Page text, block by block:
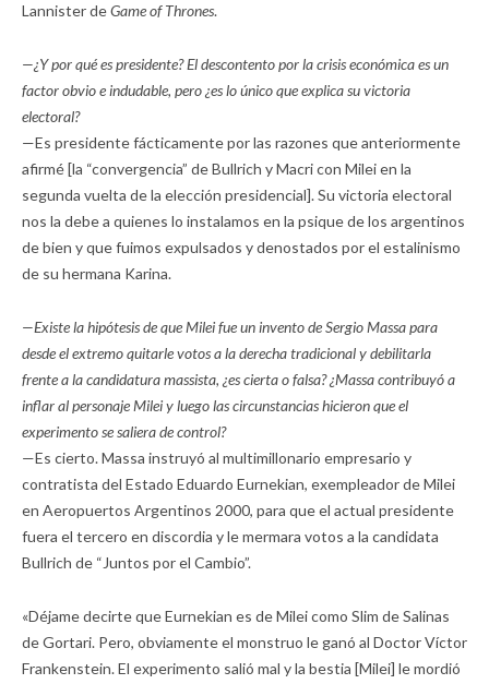
Lannister deGame of Thrones.
—¿Y por qué es presidente? El descontento por la crisis económica es un
factor obvio e indudable, pero ¿es lo único que explica su victoria
electoral?
—Es presidente fácticamente por las razones que anteriormente
afirmé [la “convergencia” de Bullrich y Macri con Milei en la
segunda vuelta de la elección presidencial]. Su victoria electoral
nos la debe a quienes lo instalamos en la psique de los argentinos
de bien y que fuimos expulsados y denostados por el estalinismo
de su hermana Karina.
—Existe la hipótesis de que Milei fue un invento de Sergio Massa para
desde el extremo quitarle votos a la derecha tradicional y debilitarla
frente a la candidatura massista, ¿es cierta o falsa? ¿Massa contribuyó a
inflar al personaje Milei y luego las circunstancias hicieron que el
experimento se saliera de control?
—Es cierto. Massa instruyó al multimillonario empresario y
contratista del Estado Eduardo Eurnekian, exempleador de Milei
en Aeropuertos Argentinos 2000, para que el actual presidente
fuera el tercero en discordia y le mermara votos a la candidata
Bullrich de “Juntos por el Cambio”.
«Déjame decirte que Eurnekian es de Milei como Slim de Salinas
de Gortari. Pero, obviamente el monstruo le ganó al Doctor Víctor
Frankenstein. El experimento salió mal y la bestia [Milei] le mordió